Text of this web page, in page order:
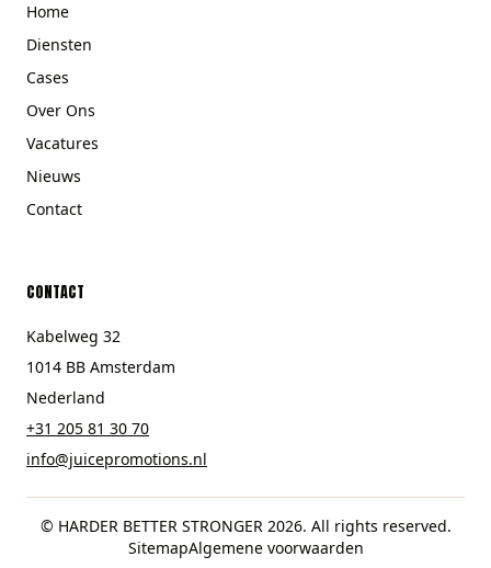
Home
Diensten
Cases
Over Ons
Vacatures
Nieuws
Contact
CONTACT
Kabelweg 32
1014 BB Amsterdam
Nederland
+31 205 81 30 70
info@juicepromotions.nl
© HARDER BETTER STRONGER 2026. All rights reserved.
SitemapAlgemene voorwaarden